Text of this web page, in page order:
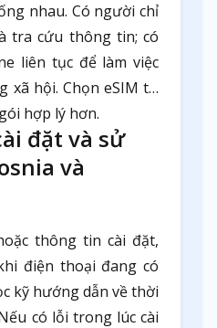
nhau. Có người chỉ
tra cứu thông tin; có
liên tục để làm việc
xã hội. Chọn eSIM từ
hợp lý hơn.
đặt và sử
và
thông tin cài đặt,
điện thoại đang có
kỹ hướng dẫn về thời
có lỗi trong lúc cài